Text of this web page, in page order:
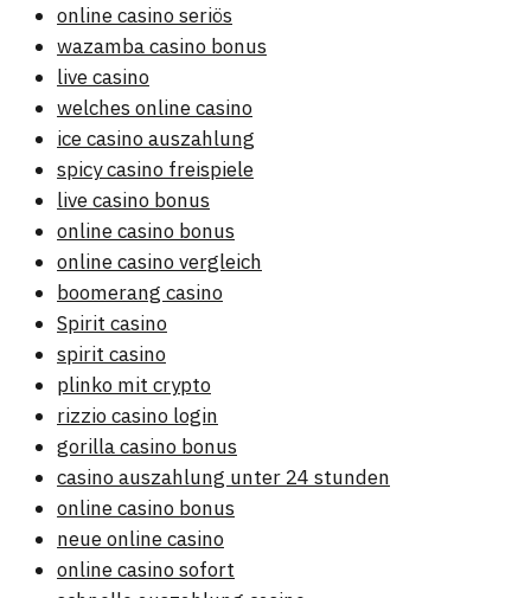
online casino seriös
wazamba casino bonus
live casino
welches online casino
ice casino auszahlung
spicy casino freispiele
live casino bonus
online casino bonus
online casino vergleich
boomerang casino
Spirit casino
spirit casino
plinko mit crypto
rizzio casino login
gorilla casino bonus
casino auszahlung unter 24 stunden
online casino bonus
neue online casino
online casino sofort